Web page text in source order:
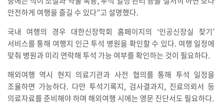
안전하게 여행을 즐길 수 있다”고 설명했다.
국내 여행의 경우 대한신장학회 홈페이지의 ‘인공신장실 찾기’
서비스를 통해 여행지 인근 투석 병원을 확인할 수 있다. 여행 일정에
맞춰 병원과 미리 연락해 투석 가능 여부를 확인하는 것이 필요하다.
해외여행 역시 현지 의료기관과 사전 협의를 통해 투석 일정을
조율하면 가능하다. 다만 투석기록지, 검사결과지, 진료의뢰서 등
의료자료를 준비해야 하며 해외여행 시에는 영문 진단서도 필요하다.